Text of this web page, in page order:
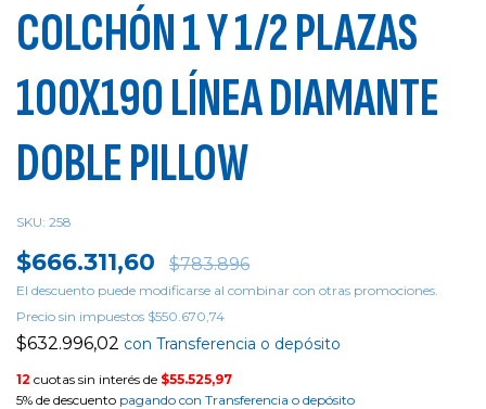
COLCHÓN 1 Y 1/2 PLAZAS
100X190 LÍNEA DIAMANTE
DOBLE PILLOW
SKU: 258
$666.311,60 $783.896
El descuento puede modificarse al combinar con otras promociones.
Precio sin impuestos $550.670,74
$632.996,02 con Transferencia o depósito
12 cuotas sin interés de $55.525,97
5% de descuento pagando con Transferencia o depósito